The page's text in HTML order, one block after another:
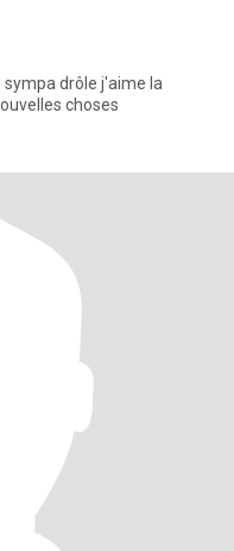
drôle j'aime la
choses